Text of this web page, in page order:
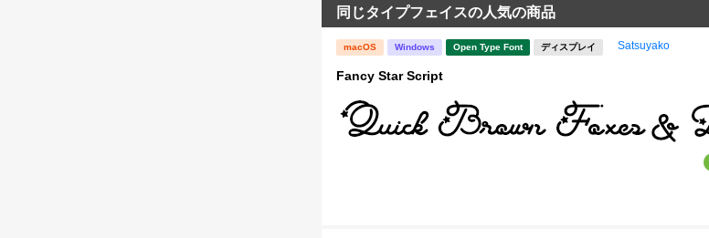
同じタイプフェイスの人気の商品
macOS Windows Open Type Font ディスプレイ Satsuyako
Fancy Star Script